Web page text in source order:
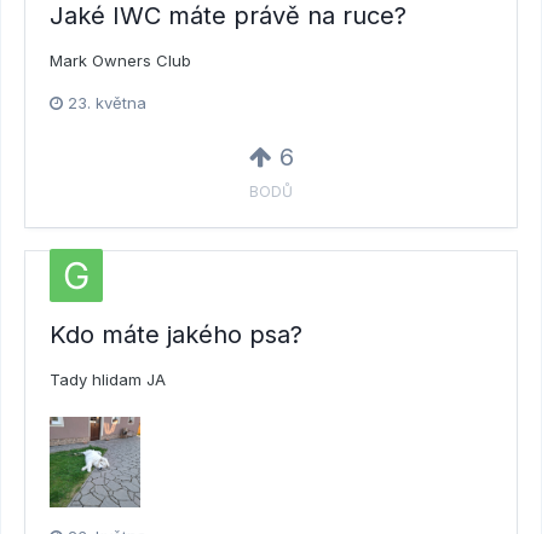
Jaké IWC máte právě na ruce?
Mark Owners Club
23. května
6
BODŮ
Kdo máte jakého psa?
Tady hlidam JA